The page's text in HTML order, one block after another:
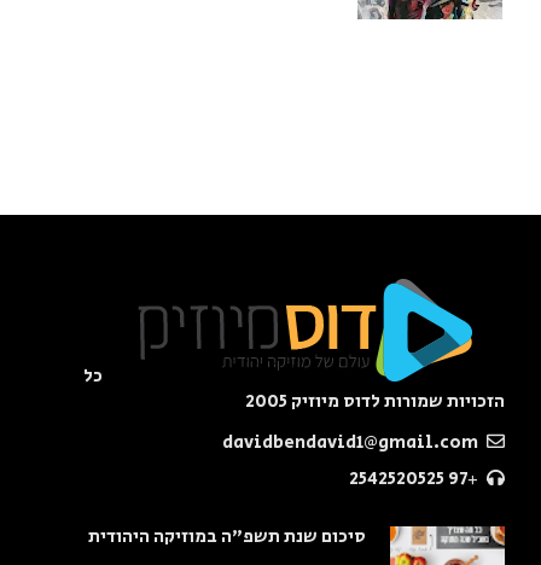
כל
הזכויות שמורות לדוס מיוזיק 2005
+97 2542520525
סיכום שנת תשפ"ה במוזיקה היהודית